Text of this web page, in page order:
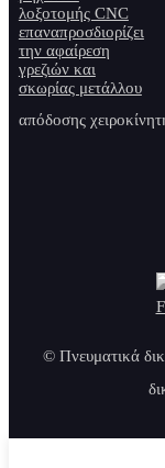
απόδοσης
© Πνευματικά